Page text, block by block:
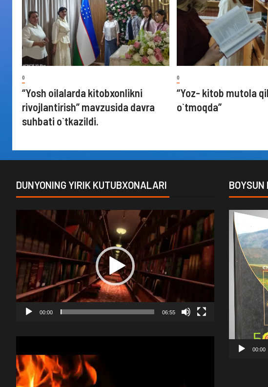
0
“Yosh oilalarda kitobxonlikni
rivojlantirish” mavzusida davra
suhbati o`tkazildi.
0
“Yoz- kitob mutola
o`tmoqda”
DUNYONING YIRIK KUTUBXONALARI
00:00 06:55
Player
BOYSUN
Video
Player
00:00